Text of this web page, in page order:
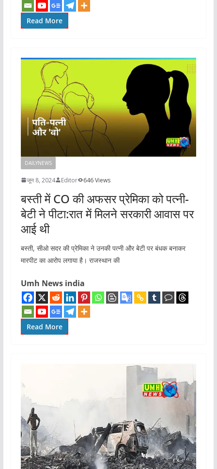
Read More
DAILYNEWS
जून 8, 2024 Editor 646 Views
बस्ती में CO की अफसर प्रेमिका को पत्नी-
बेटी ने पीटा:रात में मिलने सरकारी आवास पर
आई थी
बस्ती, सीओ सदर की प्रेमिका ने उनकी पत्नी और बेटी पर बंधक बनाकर
मारपीट का आरोप लगाया है। राजस्थान की
Umh News india
Read More